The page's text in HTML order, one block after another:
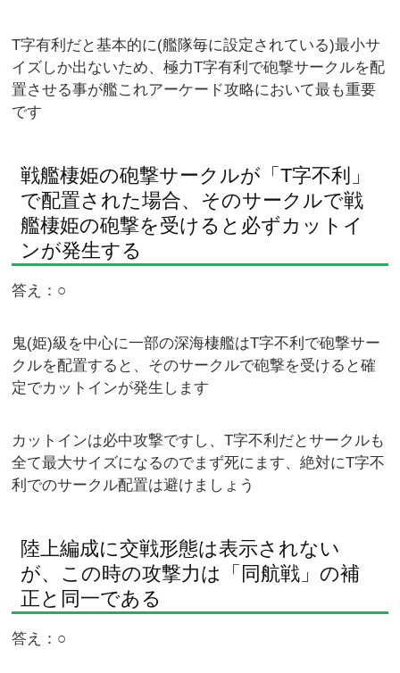
T字有利だと基本的に(艦隊毎に設定されている)最小サ
イズしか出ないため、極力T字有利で砲撃サークルを配
置させる事が艦これアーケード攻略において最も重要
です
戦艦棲姫の砲撃サークルが「T字不利」
で配置された場合、そのサークルで戦
艦棲姫の砲撃を受けると必ずカットイ
ンが発生する
答え：○
鬼(姫)級を中心に一部の深海棲艦はT字不利で砲撃サー
クルを配置すると、そのサークルで砲撃を受けると確
定でカットインが発生します
カットインは必中攻撃ですし、T字不利だとサークルも
全て最大サイズになるのでまず死にます、絶対にT字不
利でのサークル配置は避けましょう
陸上編成に交戦形態は表示されない
が、この時の攻撃力は「同航戦」の補
正と同一である
答え：○